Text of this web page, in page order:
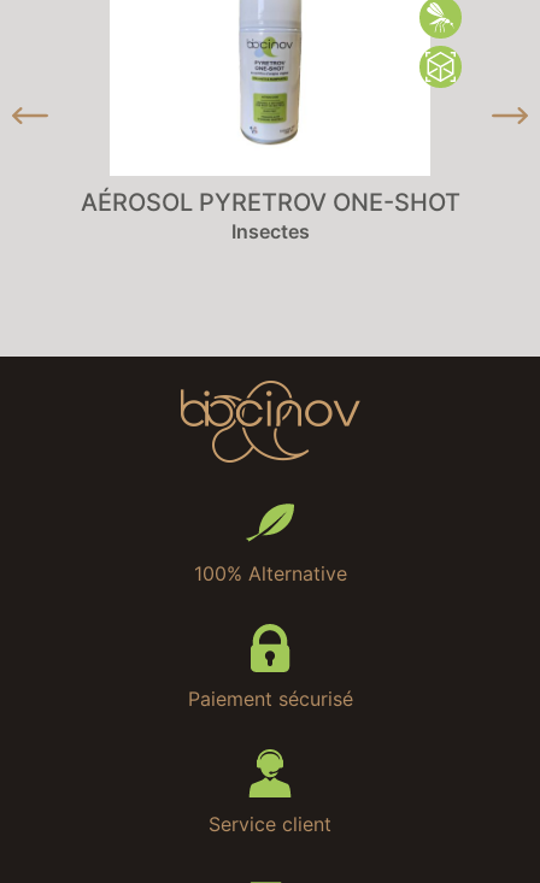
AÉROSOL PYRETROV ONE-SHOT
Insectes
100% Alternative
Paiement sécurisé
Service client